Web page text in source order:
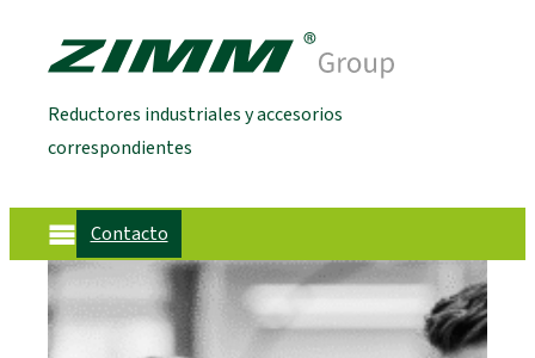
Reductores industriales y accesorios
correspondientes
Contacto